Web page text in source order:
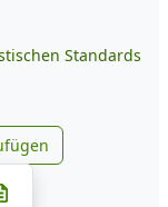
Standards
Google
auf Telegram
X